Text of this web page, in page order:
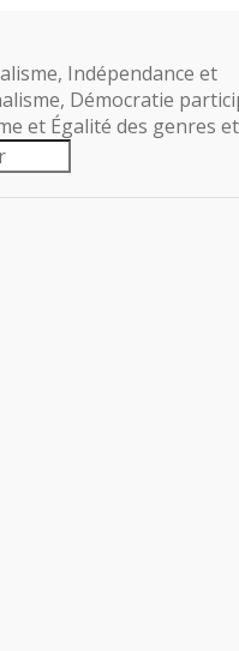
Indépendance et
Démocratie
et Égalité des genres